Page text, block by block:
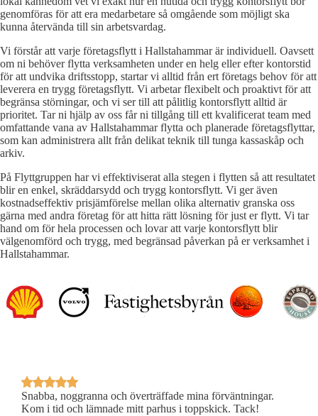
genomföras för att era medarbetare så omgående som möjligt ska
kunna återvända till sin arbetsvardag.
Vi förstår att varje företagsflytt i Hallstahammar är individuell. Oavsett
om ni behöver flytta verksamheten under en helg eller efter kontorstid
för att undvika driftsstopp, startar vi alltid från ert företags behov för att
leverera en trygg företagsflytt. Vi arbetar flexibelt och proaktivt för att
begränsa störningar, och vi ser till att pålitlig kontorsflytt alltid är
prioritet. Tar ni hjälp av oss får ni tillgång till ett kvalificerat team med
omfattande vana av Hallstahammar flytta och planerade företagsflyttar,
som kan administrera allt från delikat teknik till tunga kassaskåp och
arkiv.
På Flyttgruppen har vi effektiviserat alla stegen i flytten så att resultatet
blir en enkel, skräddarsydd och trygg kontorsflytt. Vi ger även
kostnadseffektiv prisjämförelse mellan olika alternativ granska oss
gärna med andra företag för att hitta rätt lösning för just er flytt. Vi tar
hand om för hela processen och lovar att varje kontorsflytt blir
välgenomförd och trygg, med begränsad påverkan på er verksamhet i
Hallstahammar.
Snabba, noggranna och överträffade mina förväntningar.
Kom i tid och lämnade mitt parhus i toppskick. Tack!